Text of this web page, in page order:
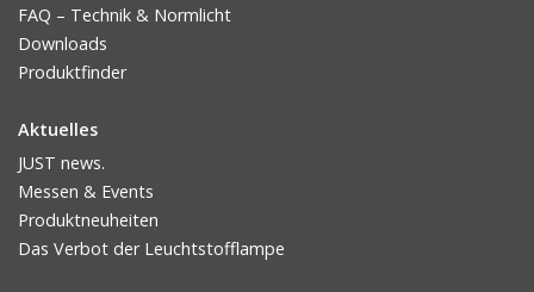
FAQ – Technik & Normlicht
Downloads
Produktfinder
Aktuelles
JUST news.
Messen & Events
Produktneuheiten
Das Verbot der Leuchtstofflampe